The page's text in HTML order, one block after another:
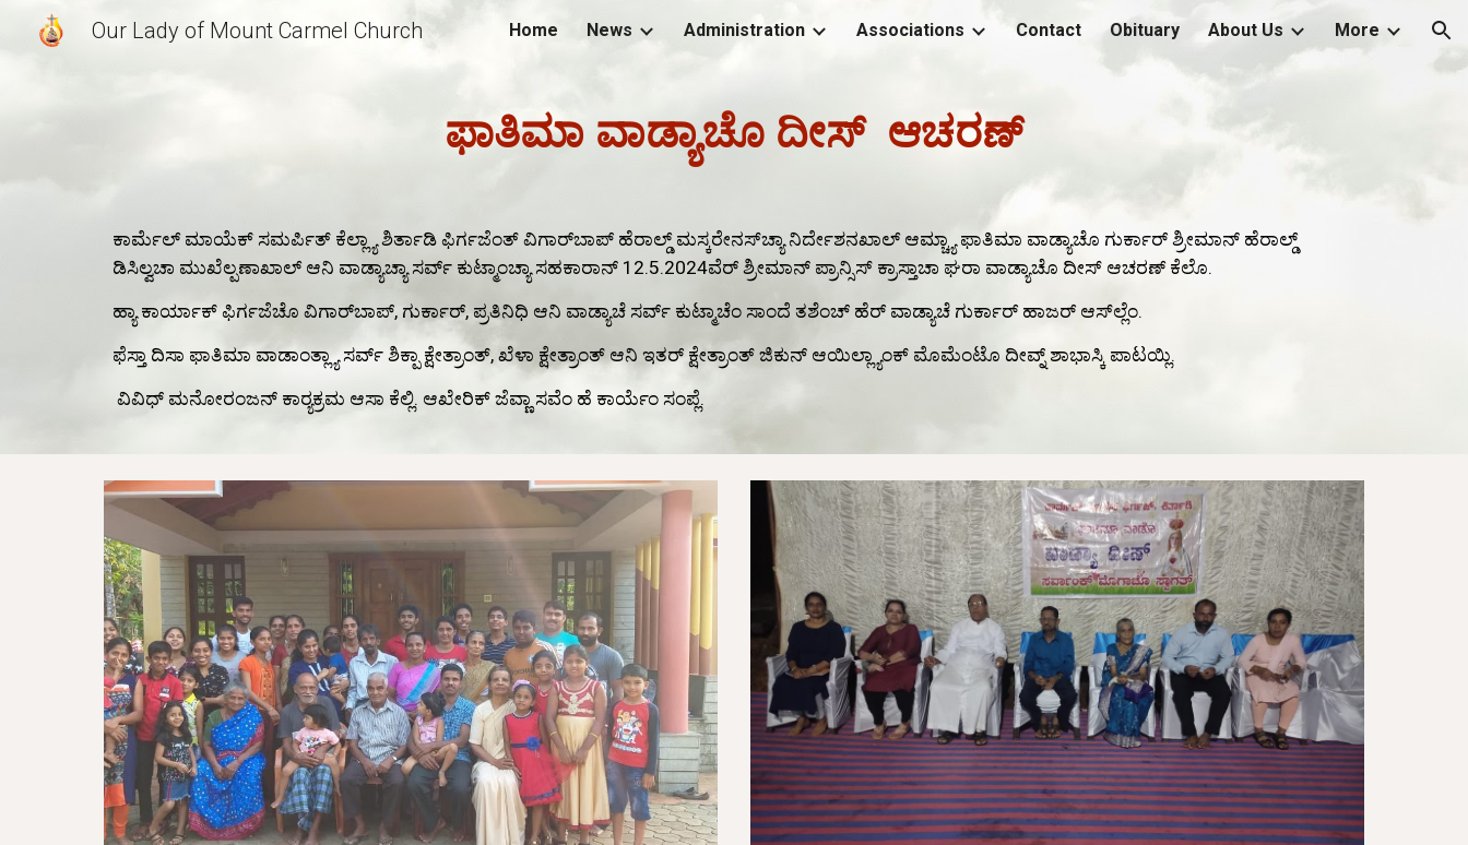
Skip to main content Skip to navigation
Our Lady of Mount Carmel Church Home News Administration Associations Contact Obituary About Us More
ಫಾತಿಮಾ ವಾಡ್ಯಾಚೊ ದೀಸ್ ಆಚರಣ್
ಕಾರ್ಮೆಲ್ ಮಾಯೆಕ್ ಸಮರ್ಪಿತ್ ಕೆಲ್ಲ್ಯಾ ಶಿರ್ತಾಡಿ ಫಿರ್ಗಜೆಂತ್ ವಿಗಾರ್‌ಬಾಪ್ ಹೆರಾಲ್ಡ್ ಮಸ್ಕರೇನಸ್‌ಚ್ಯಾ ನಿರ್ದೇಶನಖಾಲ್ ಆಮ್ಚ್ಯಾ ಫಾತಿಮಾ ವಾಡ್ಯಾಚೊ ಗುರ್ಕಾರ್ ಶ್ರೀಮಾನ್ ಹೆರಾಲ್ಡ್
ಡಿಸಿಲ್ವಚಾ ಮುಖೆಲ್ಪಣಾಖಾಲ್ ಆನಿ ವಾಡ್ಯಾಚ್ಯಾ ಸರ್ವ್ ಕುಟ್ಮಾಂಚ್ಯಾ ಸಹಕಾರಾನ್ 12.5.2024ವೆರ್ ಶ್ರೀಮಾನ್ ಪ್ರಾನ್ಸಿಸ್ ಕ್ರಾಸ್ತಾಚಾ ಘರಾ ವಾಡ್ಯಾಚೊ ದೀಸ್ ಆಚರಣ್ ಕೆಲೊ.
ಹ್ಯಾ ಕಾರ್ಯಾಕ್ ಫಿರ್ಗಜೆಚೊ ವಿಗಾರ್‌ಬಾಪ್, ಗುರ್ಕಾರ್, ಪ್ರತಿನಿಧಿ ಆನಿ ವಾಡ್ಯಾಚೆ ಸರ್ವ್ ಕುಟ್ಮಾಚೆಂ ಸಾಂದೆ ತಶೆಂಚ್ ಹೆರ್ ವಾಡ್ಯಾಚೆ ಗುರ್ಕಾರ್ ಹಾಜರ್ ಆಸ್‌ಲ್ಲೆಂ.
ಫೆಸ್ತಾ ದಿಸಾ ಫಾತಿಮಾ ವಾಡಾಂತ್ಲ್ಯಾ ಸರ್ವ್ ಶಿಕ್ಪಾ ಕ್ಷೇತ್ರಾಂತ್, ಖೆಳಾ ಕ್ಷೇತ್ರಾಂತ್ ಆನಿ ಇತರ್ ಕ್ಷೇತ್ರಾಂತ್ ಜಿಕುನ್ ಆಯಿಲ್ಲ್ಯಾಂಕ್ ಮೊಮೆಂಟೊ ದೀವ್ನ್ ಶಾಭಾಸ್ಕಿ ಪಾಟಯ್ಲಿ.
ವಿವಿಧ್ ಮನೋರಂಜನ್ ಕಾರ‍್ಯಕ್ರಮ ಆಸಾ ಕೆಲ್ಲಿ. ಆಖೇರಿಕ್ ಜೆವ್ಣಾ ಸವೆಂ ಹೆ ಕಾರ್ಯೆಂ ಸಂಪ್ಲೆ.